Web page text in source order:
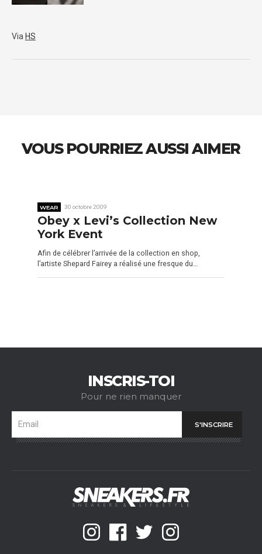
Via HS
VOUS POURRIEZ AUSSI AIMER
WEAR 30 octobre 2009
Obey x Levi’s Collection New
York Event
Afin de célébrer l’arrivée de la collection en shop,
l’artiste Shepard Fairey a réalisé une fresque du…
INSCRIS-TOI
Pour ne rien manquer